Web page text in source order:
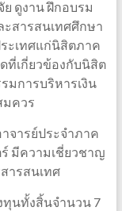
ย ดูงาน ฝึกอบรม
สารสนเทศศึกษา
ะเทศแก่นิสิตภาค
ที่เกี่ยวข้องกับนิสิต
การบริหารเงิน
ควร
จารย์ประจำภาค
มีความเชี่ยวชาญ
ารสนเทศ
นทั้งสิ้นจำนวน 7